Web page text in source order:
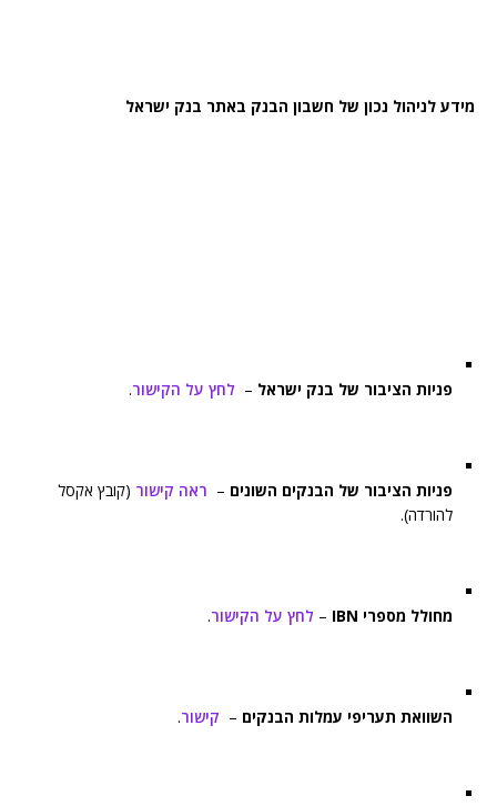
מידע לניהול נכון של חשבון הבנק באתר בנק ישראל
פניות הציבור של בנק ישראל – לחץ על הקישור.
פניות הציבור של הבנקים השונים – ראה קישור (קובץ אקסל
להורדה).
מחולל מספרי IBN – לחץ על הקישור.
השוואת תעריפי עמלות הבנקים – קישור.